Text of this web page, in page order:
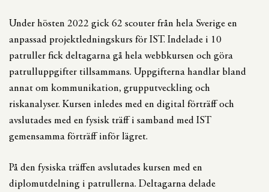
Under hösten 2022 gick 62 scouter från hela Sverige en
anpassad projektledningskurs för IST. Indelade i 10
patruller fick deltagarna gå hela webbkursen och göra
patrulluppgifter tillsammans. Uppgifterna handlar bland
annat om kommunikation, grupputveckling och
riskanalyser. Kursen inledes med en digital förträff och
avslutades med en fysisk träff i samband med IST
gemensamma förträff inför lägret.
På den fysiska träffen avslutades kursen med en
diplomutdelning i patrullerna. Deltagarna delade